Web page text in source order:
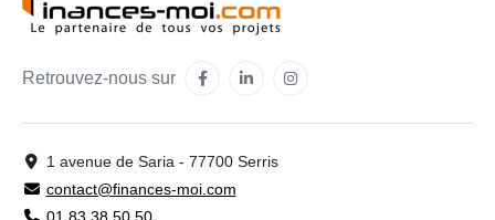
Retrouvez-nous sur
1 avenue de Saria - 77700 Serris
contact@finances-moi.com
01 83 38 50 50